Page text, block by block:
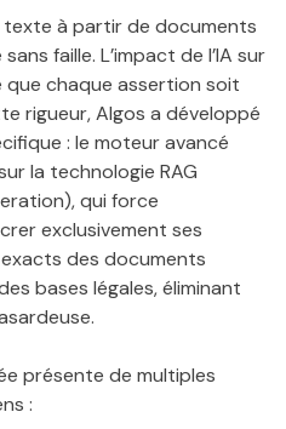
à partir de documents
faille. L’impact de l’IA sur
chaque assertion soit
rigueur, Algos a développé
: le moteur avancé
la technologie RAG
qui force
exclusivement ses
des documents
bases légales, éliminant
présente de multiples
: